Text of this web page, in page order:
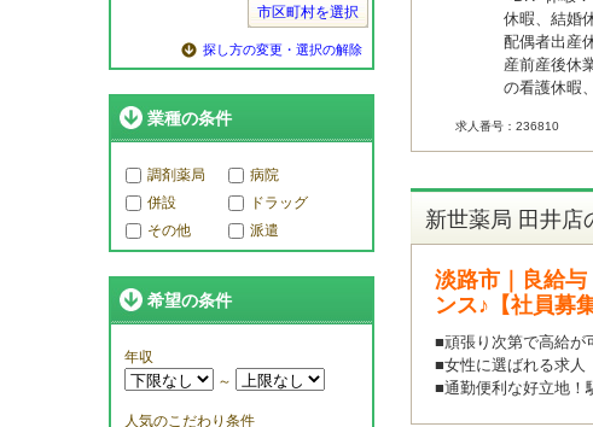
市区町村を選択
探し方の変更・選択の解除
業種の条件
調剤薬局
病院
併設
ドラッグ
その他
派遣
希望の条件
年収
～
人気のこだわり条件
休暇、結婚
配偶者出産
産前産後休
の看護休暇
求人番号：236810
新世薬局 田井店
淡路市｜良給
ンス♪【社員募集
■頑張り次第で高給が
■女性に選ばれる求人
■通勤便利な好立地！